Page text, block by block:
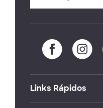
Links Rápidos